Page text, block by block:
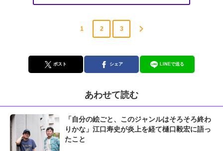
1 2 3
ポスト シェア LINEで送る
あわせて読む
「自分の絵ごと、このジャンルはそろそろ終わ
りかな」江口寿史が炎上を経て樋口毅宏に語っ
たこと